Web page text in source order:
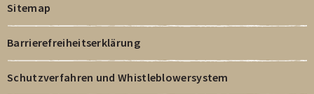
Sitemap
Barrierefreiheitserklärung
Schutzverfahren und Whistleblowersystem